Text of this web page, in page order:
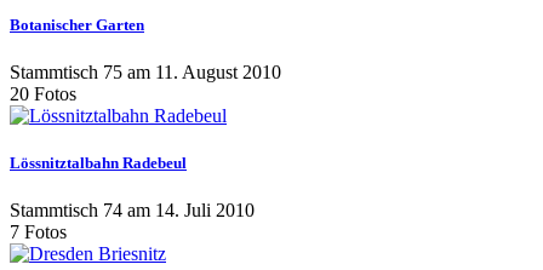
Botanischer Garten
Stammtisch 75 am 11. August 2010
20 Fotos
Lössnitztalbahn Radebeul
Stammtisch 74 am 14. Juli 2010
7 Fotos